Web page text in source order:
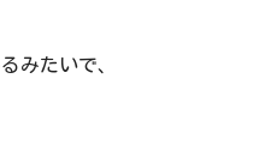
みたいで、